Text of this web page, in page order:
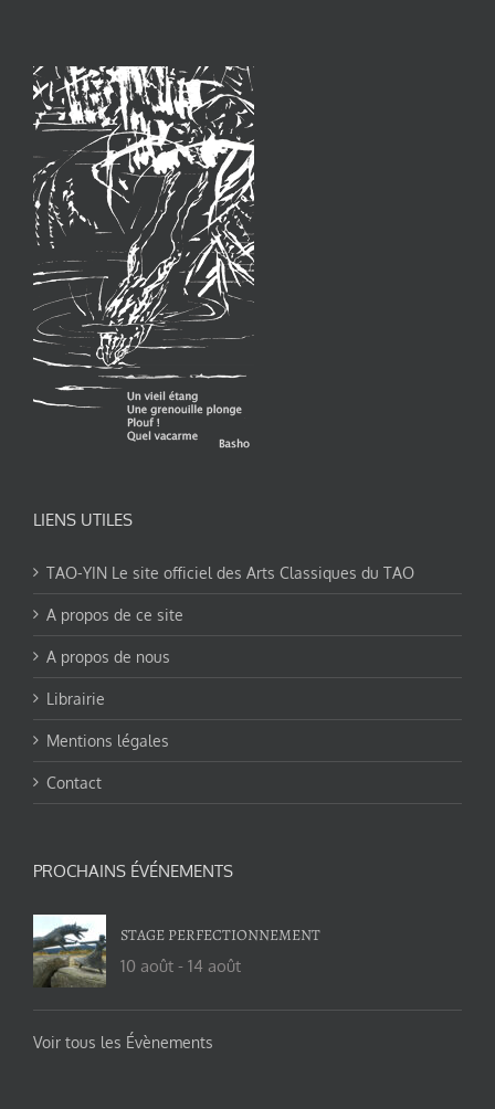
LIENS UTILES
TAO-YIN Le site officiel des Arts Classiques du TAO
A propos de ce site
A propos de nous
Librairie
Mentions légales
Contact
PROCHAINS ÉVÉNEMENTS
STAGE PERFECTIONNEMENT
10 août - 14 août
Voir tous les Évènements